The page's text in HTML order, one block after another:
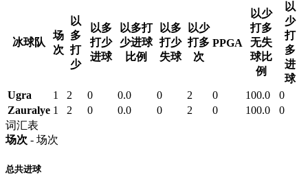
冰球队
场
次
以
多
打
少
以多
打少
进球
以多打
少进球
比例
以多
打少
失球
以少
打多
次
PPGA
以少
打多
无失
球比
例
以
少
打
多
进
球
Ugra
1 2 0 0.0 0 2 0 100.0
0
Zauralye 1 2 0 0.0 0 2 0 100.0
0
词汇表
场次 - 场次
总共进球